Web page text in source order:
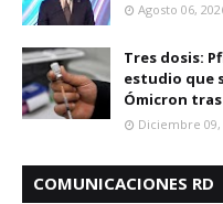
Agosto 06,
Tres dosis:
estudio que
Ómicron
Diciembre 09,
COMUNICACIONES RD